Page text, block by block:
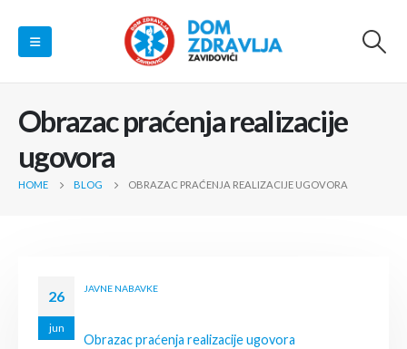
Obrazac praćenja realizacije
ugovora
HOME BLOG OBRAZAC PRAĆENJA REALIZACIJE UGOVORA
26
jun
JAVNE NABAVKE
Obrazac praćenja realizacije ugovora